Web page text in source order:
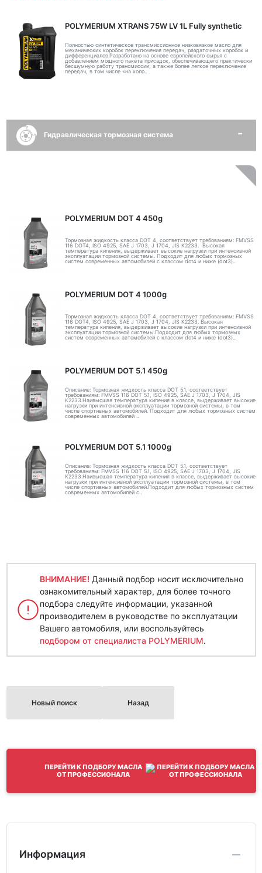
POLYMERIUM XTRANS 75W LV 1L Fully synthetic
Полностью синтетическое трансмиссионное низковязкое масло для
механических коробок переключения передач, раздаточных коробок и
дифференциалов.Разработано на основе европейского сырья с
добавлением мощного пакета присадок, обеспечивающего практически
бесшумную работу трансмиссии, а также более легкое переключение
передач, в том числе «на холо..
Гидравлическая тормозная система
POLYMERIUM DOT 4 450g
Тормозная жидкость класса DOT 4, соответствует требованиям: FMVSS
116 DOT4, ISO 4925, SAE J 1703, J 1704, JIS K2233. Высокая
температура кипения, выдерживает высокие нагрузки при интенсивной
эксплуатации тормозной системы. Подходит для любых тормозных
систем современных автомобилей с классом dot4 и ниже (dot3)...
POLYMERIUM DOT 4 1000g
Тормозная жидкость класса DOT 4, соответствует требованиям: FMVSS
116 DOT4, ISO 4925, SAE J 1703, J 1704, JIS K2233. Высокая
температура кипения, выдерживает высокие нагрузки при интенсивной
эксплуатации тормозной системы.Подходит для любых тормозных
систем современных автомобилей с классом dot4 и ниже (dot3)...
POLYMERIUM DOT 5.1 450g
Описание: Тормозная жидкость класса DOT 5.1, соответствует
требованиям: FMVSS 116 DOT 5.1, ISO 4925, SAE J 1703, J 1704, JIS
K2233.Наивысшая температура кипения в классе, выдерживает высокие
нагрузки при интенсивной эксплуатации тормозной системы, в том
числе спортивных автомобилей. Подходит для любых тормозных систем
современных автомобилей ..
POLYMERIUM DOT 5.1 1000g
Описание: Тормозная жидкость класса DOT 5.1, соответствует
требованиям: FMVSS 116 DOT 5.1, ISO 4925, SAE J 1703, J 1704, JIS
K2233.Наивысшая температура кипения в классе, выдерживает высокие
нагрузки при интенсивной эксплуатации тормозной системы, в том
числе спортивных автомобилей.Подходит для любых тормозных систем
современных автомобилей с..
ВНИМАНИЕ! Данный подбор носит исключительно
ознакомительный характер, для более точного
подбора следуйте информации, указанной
производителем в руководстве по эксплуатации
Вашего автомобиля, или воспользуйтесь
подбором от специалиста POLYMERIUM.
Новый поиск Назад
ПЕРЕЙТИ К ПОДБОРУ МАСЛА
ОТ ПРОФЕССИОНАЛА
Информация